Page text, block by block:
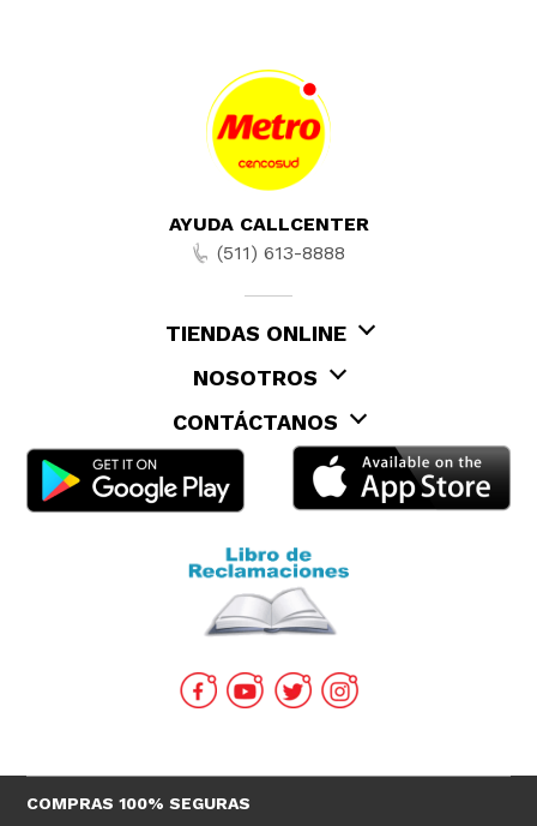
AYUDA CALLCENTER
(511) 613-8888
TIENDAS ONLINE
NOSOTROS
CONTÁCTANOS
COMPRAS 100% SEGURAS